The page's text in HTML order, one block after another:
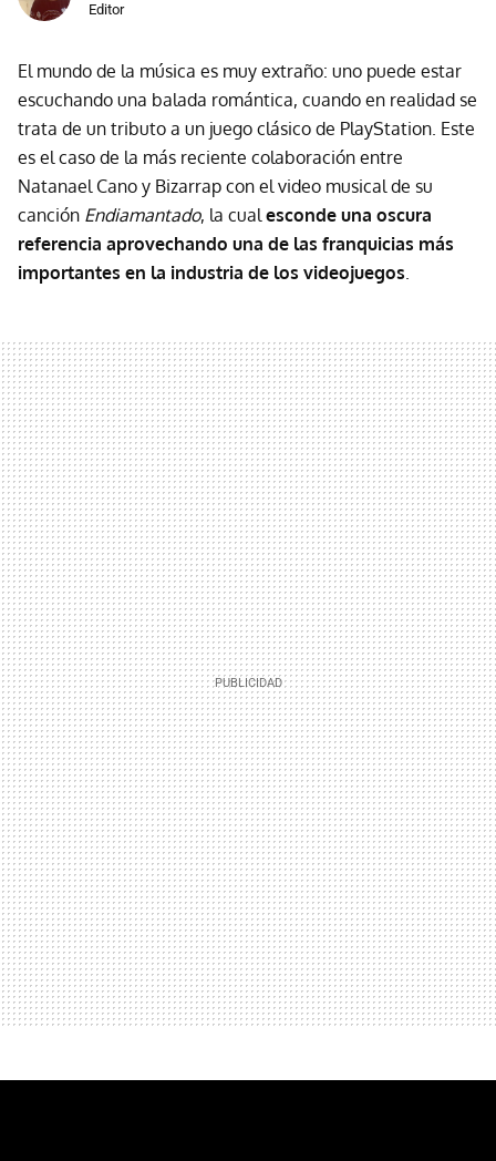
Editor
El mundo de la música es muy extraño: uno puede estar
escuchando una balada romántica, cuando en realidad se
trata de un tributo a un juego clásico de PlayStation. Este
es el caso de la más reciente colaboración entre
Natanael Cano y Bizarrap con el video musical de su
canción Endiamantado, la cualesconde una oscura
referencia aprovechando una de las franquicias más
importantes en la industria de los videojuegos.